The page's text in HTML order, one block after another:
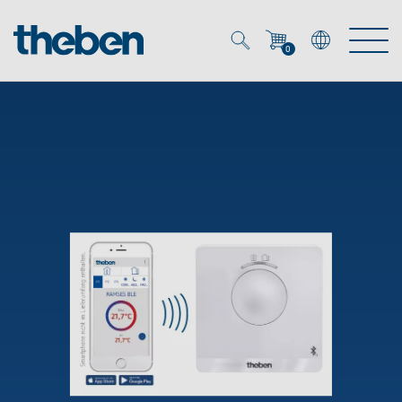
0
KNX
Smart Home
DALI
Präsenzmelder & Bewegungsmelder
OEM-Lösungen
Ansprechpartner OEM
OEM-Referenzen
Lösungen
Zeit- und Lichtsteuerung
DALI-2 Lichtsteuerung
Downloads
Unternehmen